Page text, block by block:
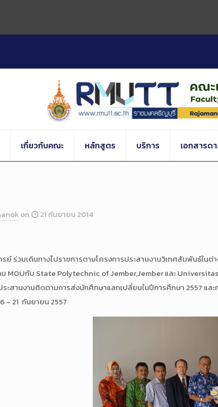
เกี่ยวกับคณะ หลักสูตร บริการ เอกสารด
on 21 กันยายน 2014
ร่วมเดินทางไปราชการตามโครงการประสานงานวิเทศสัมพันธ์ใ
MOUกับ State Polytechnic of Jember,Jember และ
ระสานงานติดตามการส่งนักศึกษาแลกเปลี่ยนในปีการศึกษา 2557 แ
– 21 กันยายน 2557